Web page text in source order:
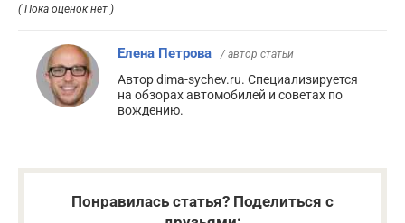
( Пока оценок нет )
Елена Петрова / автор статьи
Автор dima-sychev.ru. Специализируется
на обзорах автомобилей и советах по
вождению.
Понравилась статья? Поделиться с